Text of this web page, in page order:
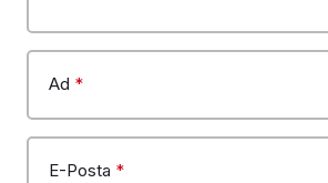
Ad *
E-Posta *